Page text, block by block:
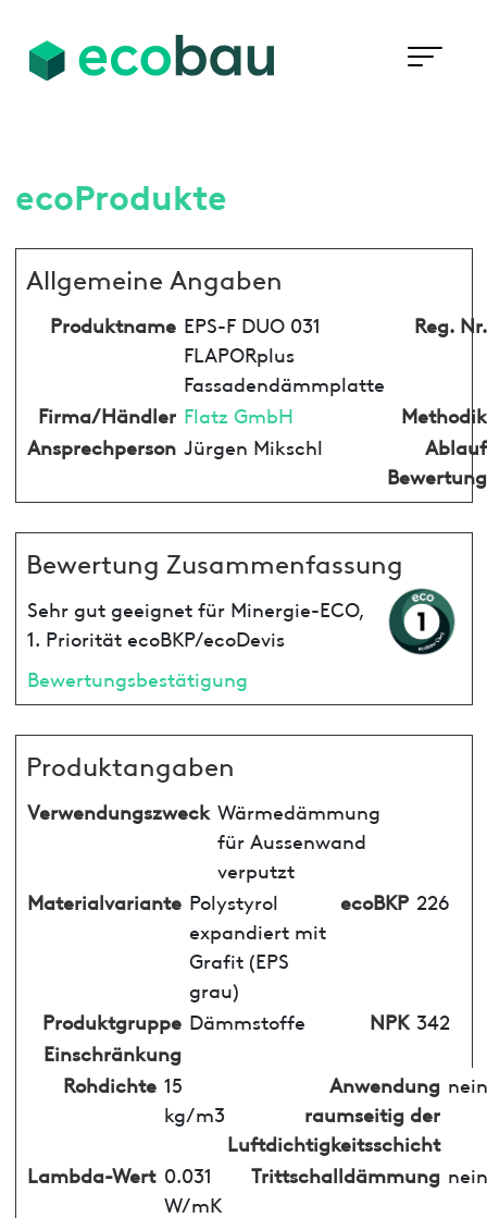
ecoProdukte
Allgemeine Angaben
Produktname EPS-F DUO 031
FLAPORplus
Fassadendämmplatte
Reg. Nr.
Firma/Händler Flatz GmbH
Methodik
Ansprechperson Jürgen Mikschl
Ablauf
Bewertung
Bewertung Zusammenfassung
Sehr gut geeignet für Minergie-ECO,
1. Priorität ecoBKP/ecoDevis
Bewertungsbestätigung
Produktangaben
Verwendungszweck Wärmedämmung
für Aussenwand
verputzt
Materialvariante Polystyrol
expandiert mit
Grafit (EPS
grau)
ecoBKP 226
Produktgruppe Dämmstoffe NPK 342
Einschränkung
Rohdichte 15
kg/m3
Anwendung
raumseitig der
Luftdichtigkeitsschicht
nein
Lambda-Wert 0.031
W/mK
Trittschalldämmung nein